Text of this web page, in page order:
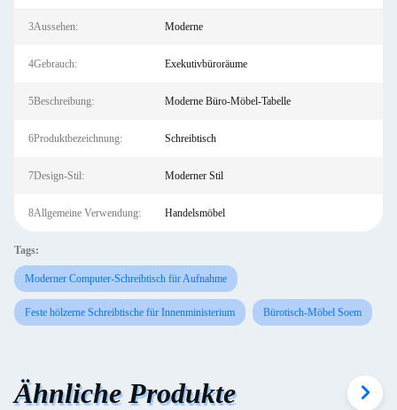
3Aussehen: Moderne
4Gebrauch: Exekutivbüroräume
5Beschreibung: Moderne Büro-Möbel-Tabelle
6Produktbezeichnung: Schreibtisch
7Design-Stil: Moderner Stil
8Allgemeine Verwendung: Handelsmöbel
Tags:
Moderner Computer-Schreibtisch für Aufnahme
Feste hölzerne Schreibtische für Innenministerium Bürotisch-Möbel Soem
Ähnliche Produkte